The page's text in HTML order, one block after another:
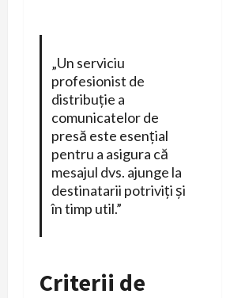
„Un serviciu
profesionist de
distribuție a
comunicatelor de
presă este esențial
pentru a asigura că
mesajul dvs. ajunge la
destinatarii potriviți și
în timp util.”
Criterii de